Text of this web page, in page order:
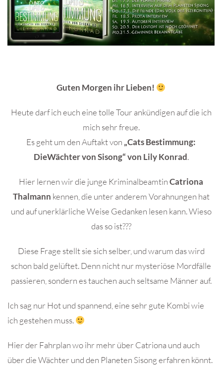
Guten Morgen ihr Lieben!
Heute darf ich euch eine tolle Tour ankündigen auf die ich
mich sehr freue.
Es geht um den Auftakt von „Cats Bestimmung:
DieWächter von Sisong“ von Lily Konrad.
Hier lernen wir die junge KriminalbeamtinCatriona
Thalmann kennen, die unter anderem Vorahnungen hat
und auf unerklärliche Weise Gedanken lesen kann. Wieso
das so ist???
Diese Frage stellt sie sich selber, und warum das wird
schon bald gelüftet. Denn nicht nur mysteriöse Mordfälle
passieren, sondern es tauchen auch seltsame Männer auf.
Ich sag nur Hot und spannend, eine sehr gute Kombi wie
ich gestehen muss.
Hier der Fahrplan wo ihr mehr über Catriona und auch
über die Wächter und den Planeten Sisong erfahren könnt.